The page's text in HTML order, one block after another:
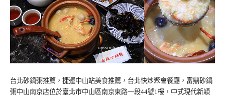
台北砂鍋粥推薦，捷運中山站美食推薦，台北快炒聚會餐廳，富鼎砂鍋
粥中山南京店位於臺北市中山區南京東路一段44號1樓，中式現代新穎